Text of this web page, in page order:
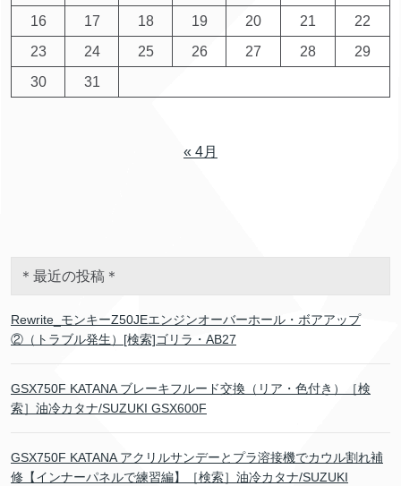
16 17 18 19 20 21
22
23
24 25 26 27 28
29
30
31
« 4月
＊最近の投稿＊
Rewrite_モンキーZ50JEエンジンオーバーホール・ボアアップ
②（トラブル発生）[検索]ゴリラ・AB27
GSX750F KATANA ブレーキフルード交換（リア・色付き）［検
索］油冷カタナ/SUZUKI GSX600F
GSX750F KATANA アクリルサンデーとプラ溶接機でカウル割れ補
修【インナーパネルで練習編】［検索］油冷カタナ/SUZUKI